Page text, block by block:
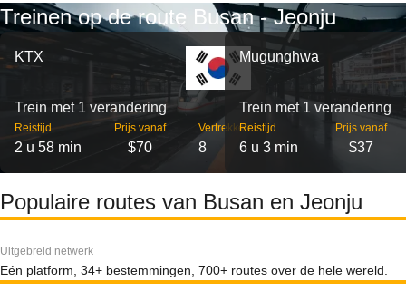
Treinen op de route Busan - Jeonju
KTX
Trein met 1 verandering
Reistijd
2 u 58 min
Prijs vanaf
$70
Vertrekken
8
Mugunghwa
Trein met 1 verandering
Reistijd
6 u 3 min
Prijs vanaf
$37
Populaire routes van Busan en Jeonju
Uitgebreid netwerk
Eén platform, 34+ bestemmingen, 700+ routes over de hele wereld.